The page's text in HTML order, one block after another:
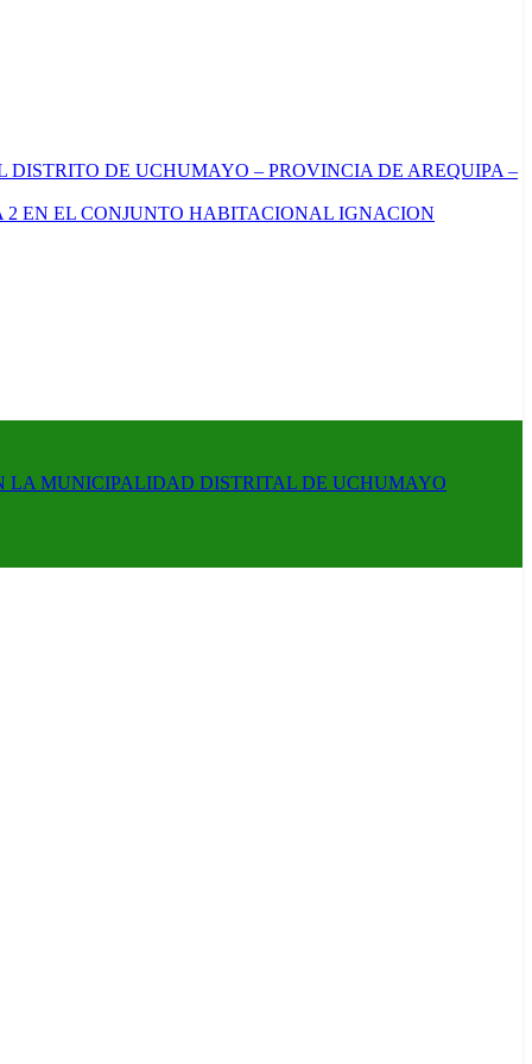
DISTRITO DE UCHUMAYO – PROVINCIA DE AREQUIPA –
EN EL CONJUNTO HABITACIONAL IGNACION
LA MUNICIPALIDAD DISTRITAL DE UCHUMAYO